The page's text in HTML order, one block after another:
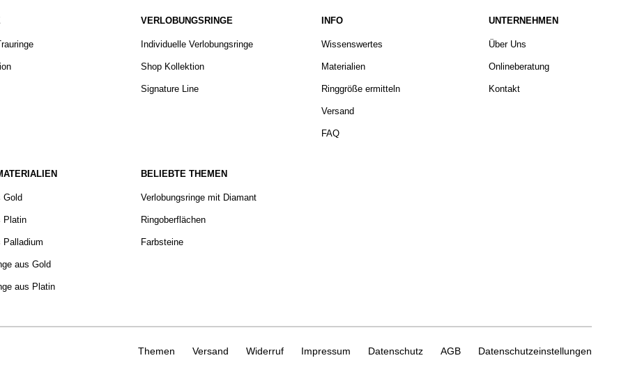
VERLOBUNGSRINGE
Individuelle Verlobungsringe
Shop Kollektion
Signature Line
INFO
Wissenswertes
Materialien
Ringgröße ermitteln
Versand
FAQ
UNTERNEHMEN
Über Uns
Onlineberatung
Kontakt
Gold
Platin
Palladium
aus Gold
aus Platin
BELIEBTE THEMEN
Verlobungsringe mit Diamant
Ringoberflächen
Farbsteine
Themen Versand Widerruf Impressum Datenschutz AGB Datenschutzeinstellungen